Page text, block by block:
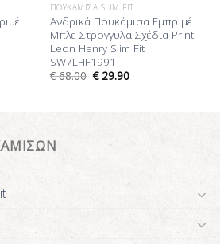
ΠΟΥΚΆΜΙΣΑ SLIM FIT
Ανδρικά Πουκάμισα Εμπριμέ
Μπλε Στρογγυλά Σχέδια Print
Leon Henry Slim Fit
SW7LHF1991
€68.00 €29.90